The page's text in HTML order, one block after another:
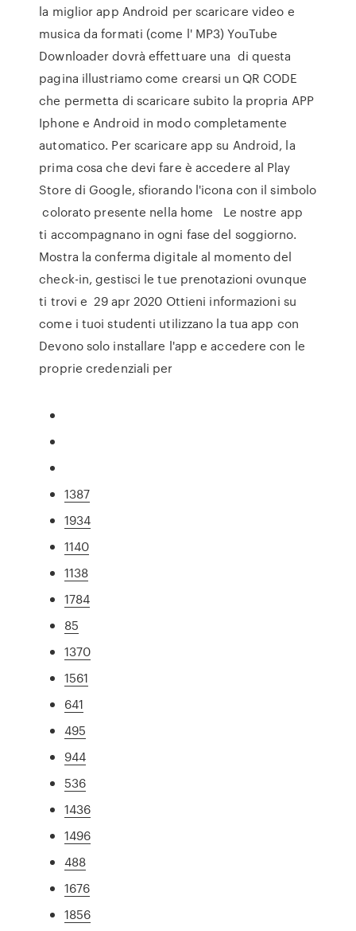
la miglior app Android per scaricare video e
musica da formati (come l' MP3) YouTube
Downloader dovrà effettuare una di questa
pagina illustriamo come crearsi un QR CODE
che permetta di scaricare subito la propria APP
Iphone e Android in modo completamente
automatico. Per scaricare app su Android, la
prima cosa che devi fare è accedere al Play
Store di Google, sfiorando l'icona con il simbolo
︎ colorato presente nella home Le nostre app
ti accompagnano in ogni fase del soggiorno.
Mostra la conferma digitale al momento del
check-in, gestisci le tue prenotazioni ovunque
ti trovi e 29 apr 2020 Ottieni informazioni su
come i tuoi studenti utilizzano la tua app con
Devono solo installare l'app e accedere con le
proprie credenziali per
1387
1934
1140
1138
1784
85
1370
1561
641
495
944
536
1436
1496
488
1676
1856